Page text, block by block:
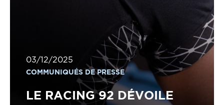
03/12/2025
COMMUNIQUÉS DE PRESSE
LE RACING 92 DÉVOILE